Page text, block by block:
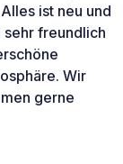
ist neu und
freundlich
Wir
gerne